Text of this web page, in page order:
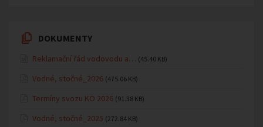
DOKUMENTY
Reklamační řád vodovodu a… (45.40 KB)
Vodné, stočné_2026 (475.06 KB)
Termíny svozu KO 2026 (91.38 KB)
Vodné, stočné_2025 (272.84 KB)